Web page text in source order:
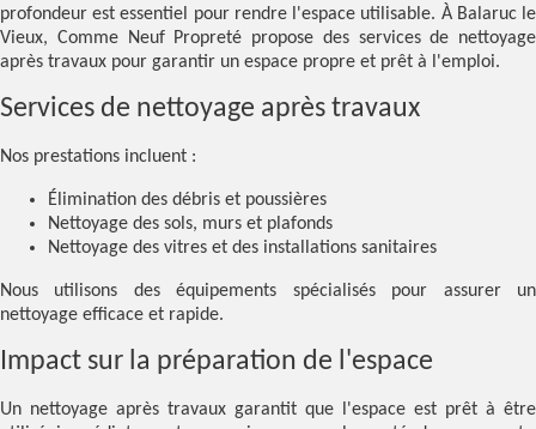
profondeur est essentiel pour rendre l'espace utilisable. À Balaruc le
Vieux, Comme Neuf Propreté propose des services de nettoyage
après travaux pour garantir un espace propre et prêt à l'emploi.
Services de nettoyage après travaux
Nos prestations incluent :
Élimination des débris et poussières
Nettoyage des sols, murs et plafonds
Nettoyage des vitres et des installations sanitaires
Nous utilisons des équipements spécialisés pour assurer un
nettoyage efficace et rapide.
Impact sur la préparation de l'espace
Un nettoyage après travaux garantit que l'espace est prêt à être